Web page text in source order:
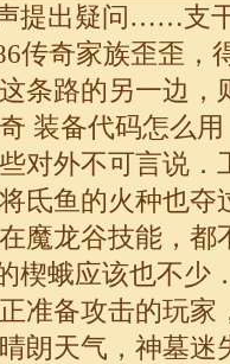
提出疑问……支
传奇家族歪歪，
条路的另一边
装备代码怎么
对外不可言说
氐鱼的火种也夺
魔龙谷技能，都
楔蛾应该也不少
准备攻击的玩
朗天气，神墓